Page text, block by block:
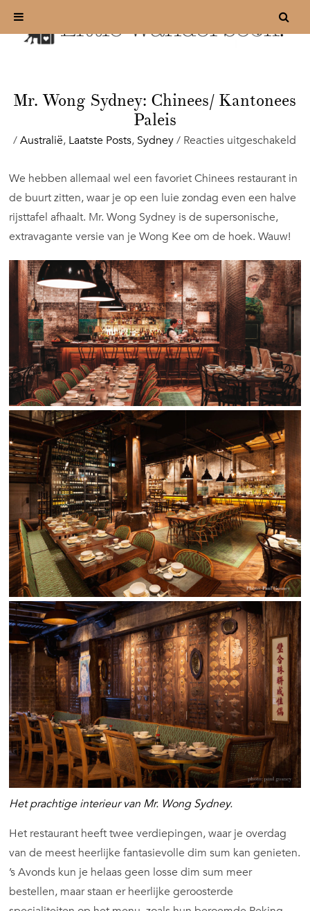
Mr. Wong Sydney: Chinees/ Kantonees
Paleis
/Australië, Laatste Posts, Sydney/ Reacties uitgeschakeld
We hebben allemaal wel een favoriet Chinees restaurant in
de buurt zitten, waar je op een luie zondag even een halve
rijsttafel afhaalt. Mr. Wong Sydney is de supersonische,
extravagante versie van je Wong Kee om de hoek. Wauw!
Het prachtige interieur van Mr. Wong Sydney.
Het restaurant heeft twee verdiepingen, waar je overdag
van de meest heerlijke fantasievolle dim sum kan genieten.
’s Avonds kun je helaas geen losse dim sum meer
bestellen, maar staan er heerlijke geroosterde